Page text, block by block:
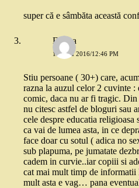
super că e sâmbăta această
Emma
10 MAI 2016/12:46 PM
Stiu persoane ( 30+) care,
razna la auzul celor 2 cuvinte :
comic, daca nu ar fi tragic. Din
nu citesc astfel de bloguri sau
cele despre educatia
ca vai de lumea asta, in ce
face doar cu sotul ( adica no
sub plapuma, pe jumatate
cadem in curvie..iar copiii si
cat mai mult timp de informatii
mult asta e vag… pana